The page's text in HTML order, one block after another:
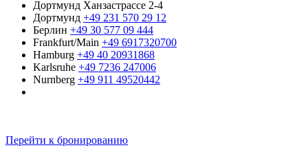
Дортмунд Ханзастрассе 2-4
Дортмунд +49 231 570 29 12
Берлин +49 30 577 09 444
Frankfurt/Main +49 6917320700
Hamburg +49 40 20931868
Karlsruhe +49 7236 247006
Nurnberg +49 911 49520442
Перейти к бронированию